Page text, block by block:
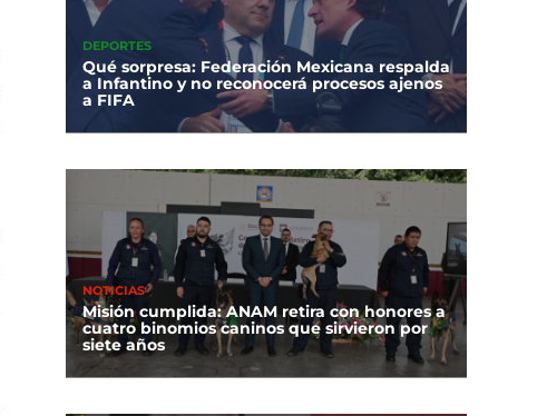
DEPORTES
Qué sorpresa: Federación Mexicana respalda
a Infantino y no reconocerá procesos ajenos
a FIFA
NOTICIAS
Misión cumplida: ANAM retira con honores a
cuatro binomios caninos que sirvieron por
siete años